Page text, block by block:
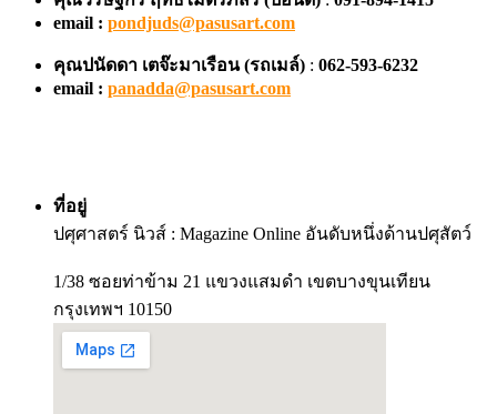
email : pondjuds@pasusart.com
คุณปนัดดา เตจ๊ะมาเรือน (รถเมล์) : 062-593-6232
email : panadda@pasusart.com
ที่อยู่
ปศุศาสตร์ นิวส์ : Magazine Online อันดับหนึ่งด้านปศุสัตว์
1/38 ซอยท่าข้าม 21 แขวงแสมดำ เขตบางขุนเทียน
กรุงเทพฯ 10150